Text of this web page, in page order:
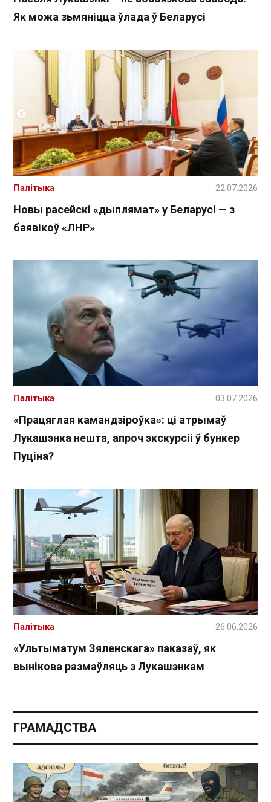
Як можа зьмяніцца ўлада ў Беларусі
Новы расейскі «дыплямат» у Беларусі — з
баявікоў «ЛНР»
Палітыка 22.07.2026
«Працяглая камандзіроўка»: ці атрымаў
Лукашэнка нешта, апроч экскурсіі ў бункер
Пуціна?
Палітыка 03.07.2026
«Ультыматум Зяленскага» паказаў, як
вынікова размаўляць з Лукашэнкам
Палітыка 26.06.2026
ГРАМАДСТВА